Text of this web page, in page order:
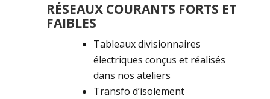
RÉSEAUX COURANTS FORTS ET
FAIBLES
Tableaux divisionnaires
électriques conçus et réalisés
dans nos ateliers
Transfo d’isolement